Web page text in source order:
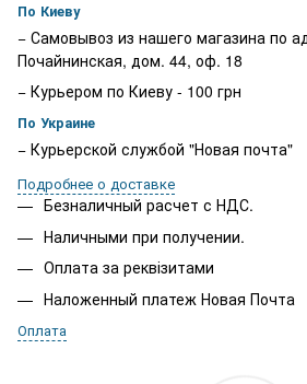
По Киеву
− Самовывоз из нашего магазина по
Почайнинская, дом. 44, оф. 18
− Курьером по Киеву - 100 грн
По Украине
− Курьерской службой "Новая почта"
Подробнее о доставке
Безналичный расчет с НДС.
Наличными при получении.
Оплата за реквізитами
Наложенный платеж Новая Почта
Оплата